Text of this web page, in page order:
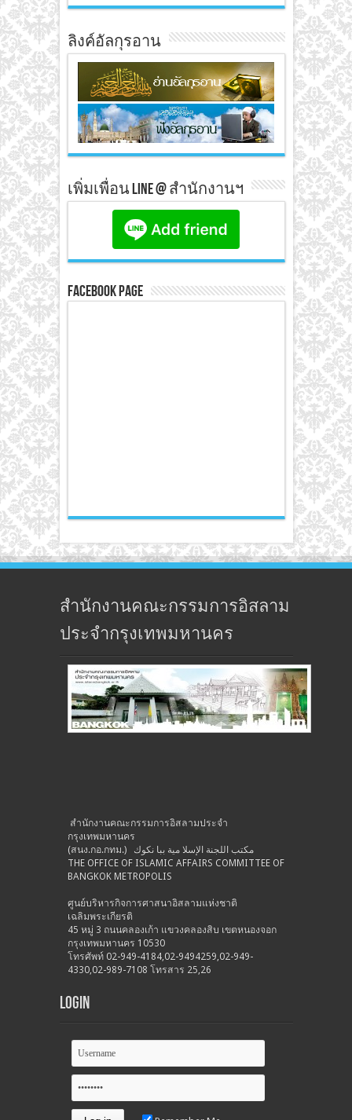
ลิงค์อัลกุรอาน
เพิ่มเพื่อน line @ สำนักงานฯ
Facebook Page
สำนักงานคณะกรรมการอิสลาม
ประจำกรุงเทพมหานคร
สำนักงานคณะกรรมการอิสลามประจำ
กรุงเทพมหานคร
(สนง.กอ.กทม.) مكتب اللجنة الإسلا مية ببا نكوك
THE OFFICE OF ISLAMIC AFFAIRS COMMITTEE OF
BANGKOK METROPOLIS
ศูนย์บริหารกิจการศาสนาอิสลามแห่งชาติ
เฉลิมพระเกียรติ
45 หมู่ 3 ถนนคลองเก้า แขวงคลองสิบ เขตหนองจอก
กรุงเทพมหานคร 10530
โทรศัพท์ 02-949-4184,02-9494259,02-949-
4330,02-989-7108 โทรสาร 25,26
Login